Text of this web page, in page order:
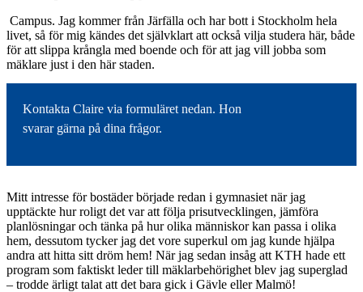
Campus. Jag kommer från Järfälla och har bott i Stockholm hela
livet, så för mig kändes det självklart att också vilja studera här, både
för att slippa krångla med boende och för att jag vill jobba som
mäklare just i den här staden.
Kontakta Claire via formuläret nedan. Hon
svarar gärna på dina frågor.
Mitt intresse för bostäder började redan i gymnasiet när jag
upptäckte hur roligt det var att följa prisutvecklingen, jämföra
planlösningar och tänka på hur olika människor kan passa i olika
hem, dessutom tycker jag det vore superkul om jag kunde hjälpa
andra att hitta sitt dröm hem! När jag sedan insåg att KTH hade ett
program som faktiskt leder till mäklarbehörighet blev jag superglad
– trodde ärligt talat att det bara gick i Gävle eller Malmö!